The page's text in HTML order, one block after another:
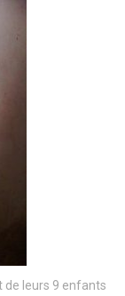
de leurs 9 enfants